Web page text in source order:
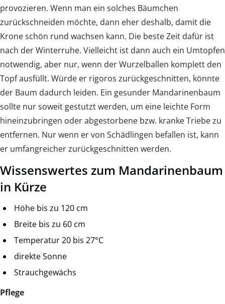
provozieren. Wenn man ein solches Bäumchen
zurückschneiden möchte, dann eher deshalb, damit die
Krone schön rund wachsen kann. Die beste Zeit dafür ist
nach der Winterruhe. Vielleicht ist dann auch ein Umtopfen
notwendig, aber nur, wenn der Wurzelballen komplett den
Topf ausfüllt. Würde er rigoros zurückgeschnitten, könnte
der Baum dadurch leiden. Ein gesunder Mandarinenbaum
sollte nur soweit gestutzt werden, um eine leichte Form
hineinzubringen oder abgestorbene bzw. kranke Triebe zu
entfernen. Nur wenn er von Schädlingen befallen ist, kann
er umfangreicher zurückgeschnitten werden.
Wissenswertes zum Mandarinenbaum
in Kürze
Höhe bis zu 120 cm
Breite bis zu 60 cm
Temperatur 20 bis 27°C
direkte Sonne
Strauchgewächs
Pflege